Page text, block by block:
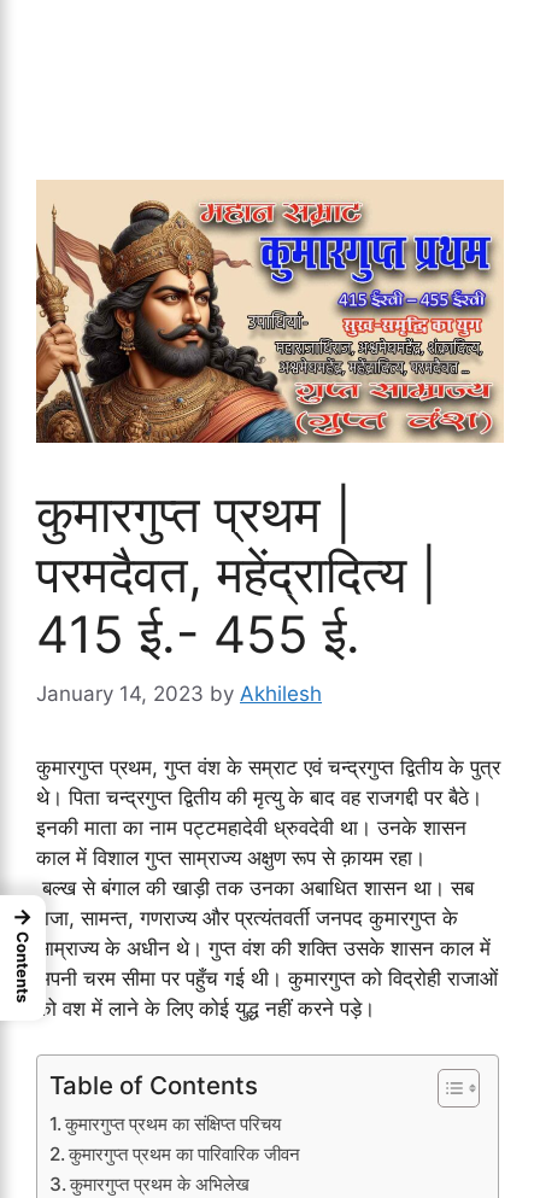
कुमारगुप्त प्रथम |
परमदैवत, महेंद्रादित्य |
415 ई.- 455 ई.
January 14, 2023 by Akhilesh
कुमारगुप्त प्रथम, गुप्त वंश के सम्राट एवं चन्द्रगुप्त द्वितीय के पुत्र
थे। पिता चन्द्रगुप्त द्वितीय की मृत्यु के बाद वह राजगद्दी पर बैठे।
इनकी माता का नाम पट्टमहादेवी ध्रुवदेवी था। उनके शासन
काल में विशाल गुप्त साम्राज्य अक्षुण रूप से क़ायम रहा।
बल्ख से बंगाल की खाड़ी तक उनका अबाधित शासन था। सब
राजा, सामन्त, गणराज्य और प्रत्यंतवर्ती जनपद कुमारगुप्त के
साम्राज्य के अधीन थे। गुप्त वंश की शक्ति उसके शासन काल में
अपनी चरम सीमा पर पहुँच गई थी। कुमारगुप्त को विद्रोही राजाओं
को वश में लाने के लिए कोई युद्ध नहीं करने पड़े।
Table of Contents
कुमारगुप्त प्रथम का संक्षिप्त परिचय
कुमारगुप्त प्रथम का पारिवारिक जीवन
कुमारगुप्त प्रथम के अभिलेख
→
Contents